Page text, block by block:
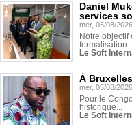
Daniel
services
mer, 05/08/
Notre
formalisation.
Le Soft
À
mer, 05/08/
Pour le
historique...
Le Soft